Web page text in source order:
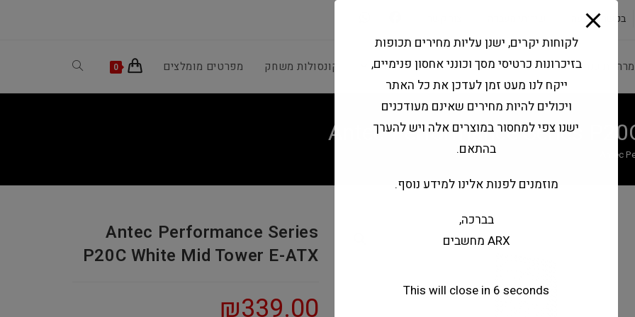
בקשה להצעה
ותוכנה ציוד היקפי מחשבים וטאבלטים קונסולות משחק מפרטים מומלצים 0
Toggle
Antec Performance Series
Antec
Antec Performance Series
P20C White Mid Tower E-ATX
₪339.00
לקוחות יקרים, ישנן עליות מחירים תכופות
בזיכרונות כרטיסי מסך וכונני אחסון פנימיים,
ייקח לנו מעט זמן לעדכן את כל האתר
ויכולים להיות מחירים שאינם מעודכנים
ישנו צפי למחסור במוצרים אלה ויש להערך
בהתאם.
מוזמנים לפנות אלינו למידע נוסף.
בברכה,
ARX מחשבים
This will close in 6 seconds